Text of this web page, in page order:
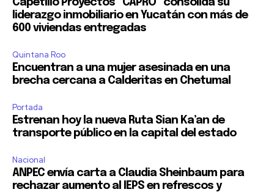
Capetillo Proyectos “CAPRO” consolida su
liderazgo inmobiliario en Yucatán con más de
600 viviendas entregadas
Quintana Roo
Encuentran a una mujer asesinada en una
brecha cercana a Calderitas en Chetumal
Portada
Estrenan hoy la nueva Ruta Sian Ka’an de
transporte público en la capital del estado
Nacional
ANPEC envía carta a Claudia Sheinbaum para
rechazar aumento al IEPS en refrescos y